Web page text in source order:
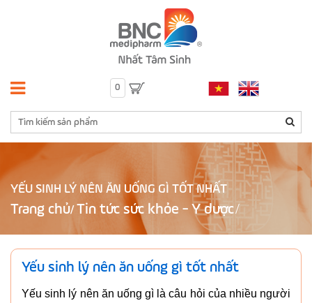
0
YẾU SINH LÝ NÊN ĂN UỐNG GÌ TỐT NHẤT
Trang chủ/ Tin tức sức khỏe - Y dược
Yếu sinh lý nên ăn uống gì tốt nhất
Yếu sinh lý nên ăn uống gì là câu hỏi của nhiều người